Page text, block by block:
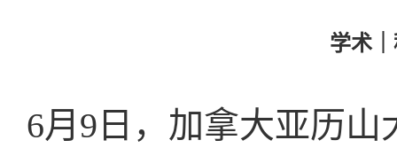
学术
6月9日，加拿大亚历